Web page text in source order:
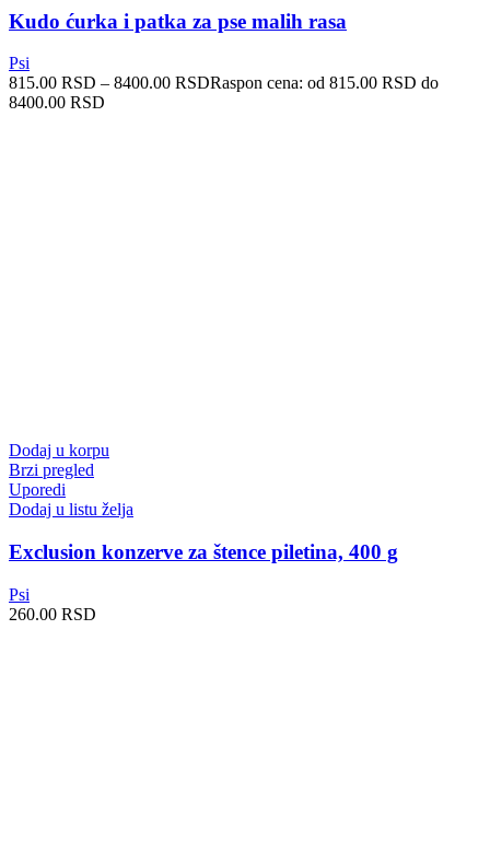
Kudo ćurka i patka za pse malih rasa
Psi
815.00 RSD – 8400.00 RSDRaspon cena: od 815.00 RSD do
8400.00 RSD
Dodaj u korpu
Brzi pregled
Uporedi
Dodaj u listu želja
Exclusion konzerve za štence piletina, 400 g
Psi
260.00 RSD